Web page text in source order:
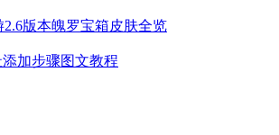
版本魄罗宝箱皮肤全览
加步骤图文教程